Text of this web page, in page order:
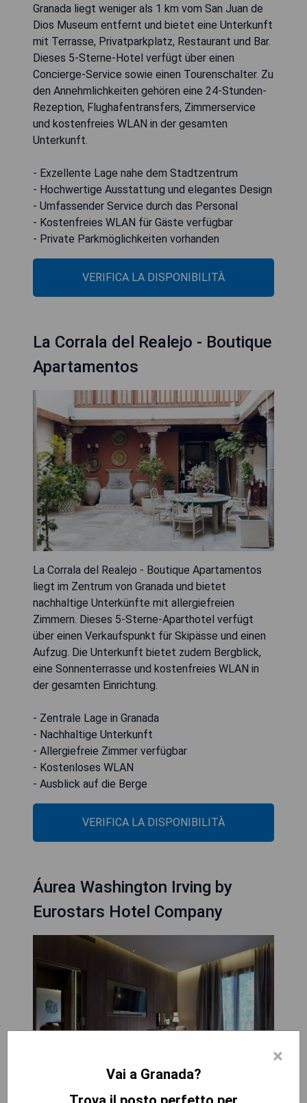
Granada liegt weniger als 1 km vom San Juan de
Dios Museum entfernt und bietet eine Unterkunft
mit Terrasse, Privatparkplatz, Restaurant und Bar.
Dieses 5-Sterne-Hotel verfügt über einen
Concierge-Service sowie einen Tourenschalter. Zu
den Annehmlichkeiten gehören eine 24-Stunden-
Rezeption, Flughafentransfers, Zimmerservice
und kostenfreies WLAN in der gesamten
Unterkunft.
- Exzellente Lage nahe dem Stadtzentrum
- Hochwertige Ausstattung und elegantes Design
- Umfassender Service durch das Personal
- Kostenfreies WLAN für Gäste verfügbar
- Private Parkmöglichkeiten vorhanden
VERIFICA LA DISPONIBILITÀ
La Corrala del Realejo - Boutique
Apartamentos
La Corrala del Realejo - Boutique Apartamentos
liegt im Zentrum von Granada und bietet
nachhaltige Unterkünfte mit allergiefreien
Zimmern. Dieses 5-Sterne-Aparthotel verfügt
über einen Verkaufspunkt für Skipässe und einen
Aufzug. Die Unterkunft bietet zudem Bergblick,
eine Sonnenterrasse und kostenfreies WLAN in
der gesamten Einrichtung.
- Zentrale Lage in Granada
- Nachhaltige Unterkunft
- Allergiefreie Zimmer verfügbar
- Kostenloses WLAN
- Ausblick auf die Berge
VERIFICA LA DISPONIBILITÀ
Áurea Washington Irving by
Eurostars Hotel Company
×
Vai a Granada?